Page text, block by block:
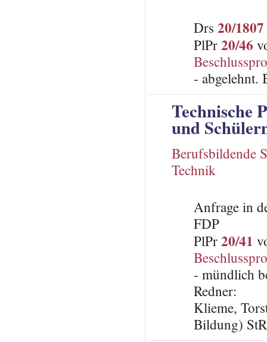
Drs 20/1807
PlPr20/46
- abgelehnt.
Technische
und
Berufsbildende
Technik
Anfrage in
FDP
PlPr20/41
- mündlich
Redner:
Klieme,
Bildung)